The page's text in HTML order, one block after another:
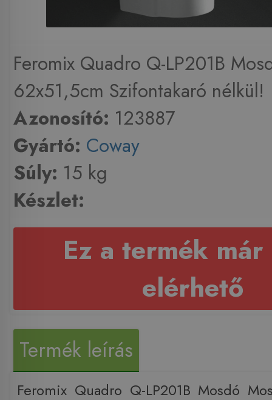
Feromix Quadro Q-LP201B
62x51,5cm Szifontakaró nélkül!
Azonosító: 123887
Gyártó: Coway
Súly: 15 kg
Készlet:
Ez a termék már
elérhető
Termék leírás
Feromix Quadro Q-LP201B Mosdó